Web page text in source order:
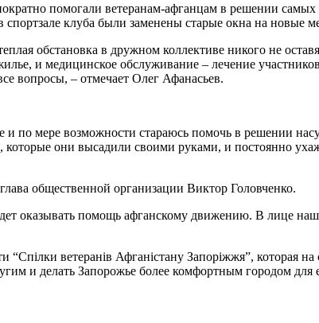
помогали ветеранам-афганцам в решении самых
клуба были заменены старые окна на новые
обстановка в дружном коллективе никого не
и медицинское обслуживание – лечение
вопросы, – отмечает Олег Афанасьев.
и по мере возможности стараюсь помочь в решении
которые они высадили своими руками, и постоянно
общественной организации Виктор Головченко.
оказывать помощь афганскому движению. В лице
ветеранів Афганістану Запоріжжя”, которая
и делать Запорожье более комфортным городом для